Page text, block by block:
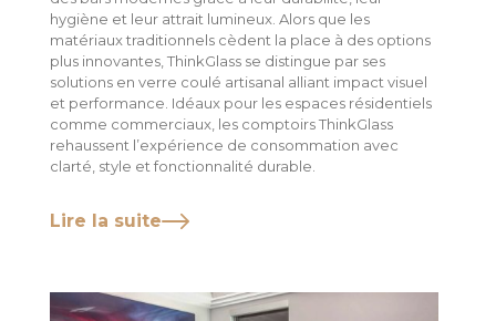
hygiène et leur attrait lumineux. Alors que les
matériaux traditionnels cèdent la place à des options
plus innovantes, ThinkGlass se distingue par ses
solutions en verre coulé artisanal alliant impact visuel
et performance. Idéaux pour les espaces résidentiels
comme commerciaux, les comptoirs ThinkGlass
rehaussent l’expérience de consommation avec
clarté, style et fonctionnalité durable.
Lire la suite